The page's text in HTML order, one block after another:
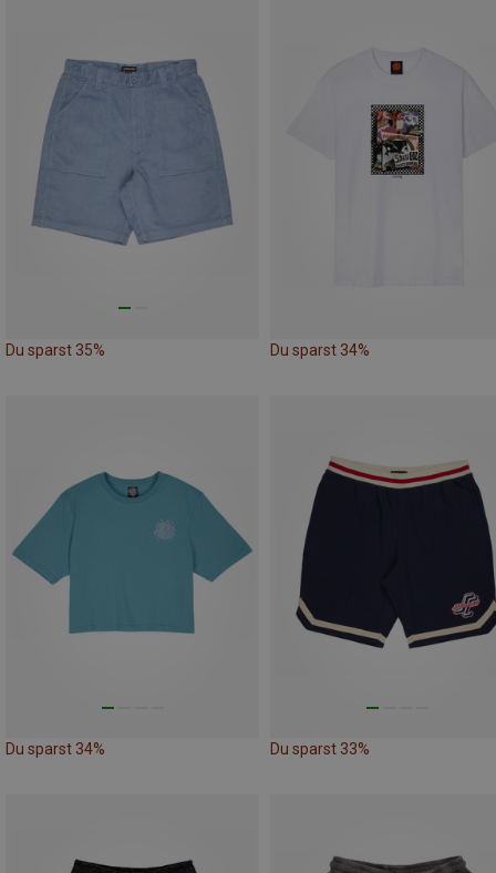
Du sparst 35% Du sparst 34%
Du sparst 34% Du sparst 33%